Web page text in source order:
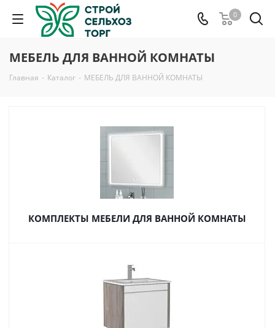
0
МЕБЕЛЬ ДЛЯ ВАННОЙ КОМНАТЫ
Главная - Каталог - МЕБЕЛЬ ДЛЯ ВАННОЙ КОМНАТЫ
КОМПЛЕКТЫ МЕБЕЛИ ДЛЯ ВАННОЙ КОМНАТЫ